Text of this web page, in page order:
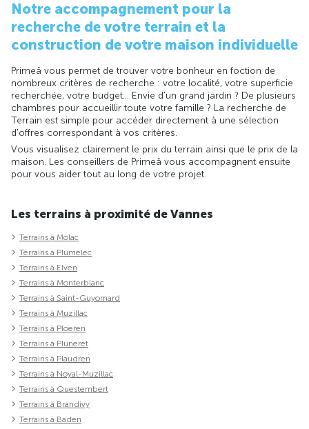
Notre accompagnement pour la
recherche de votre terrain et la
construction de votre maison individuelle
Primeâ vous permet de trouver votre bonheur en foction de
nombreux critères de recherche : votre localité, votre superficie
recherchée, votre budget... Envie d'un grand jardin ? De plusieurs
chambres pour accueillir toute votre famille ? La recherche de
Terrain est simple pour accéder directement à une sélection
d'offres correspondant à vos critères.
Vous visualisez clairement le prix du terrain ainsi que le prix de la
maison. Les conseillers de Primeâ vous accompagnent ensuite
pour vous aider tout au long de votre projet.
Les terrains à proximité de Vannes
Terrains à Molac
Terrains à Plumelec
Terrains à Elven
Terrains à Monterblanc
Terrains à Saint-Guyomard
Terrains à Muzillac
Terrains à Ploeren
Terrains à Pluneret
Terrains à Plaudren
Terrains à Noyal-Muzillac
Terrains à Questembert
Terrains à Brandivy
Terrains à Baden